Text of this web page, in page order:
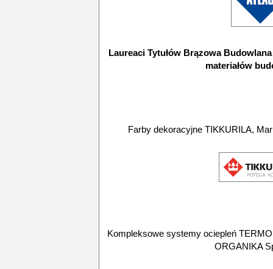
Laureaci Tytułów Brązowa
materiałów
Farby dekoracyjne TIKKURILA,
Kompleksowe systemy ociepleń
ORGANIKA